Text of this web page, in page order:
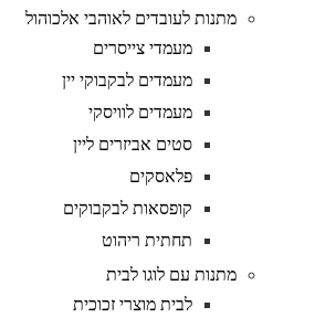
מתנות לעובדים לאוהבי אלכוהול
מעמדי צייסרים
מעמדים לבקבוקי יין
מעמדים לוויסקי
סטים אביזרים ליין
פלאסקים
קופסאות לבקבוקים
תחתית ריהוט
מתנות עם לוגו לבית
לבית מוצרי זכוכית